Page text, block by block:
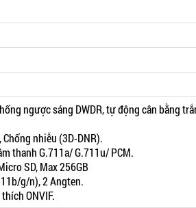
ngược sáng DWDR, tự động cân bằng
nhiễu (3D-DNR).
thanh G.711a/ G.711u/ PCM.
SD, Max 256GB
g/n), 2 Angten.
ONVIF.